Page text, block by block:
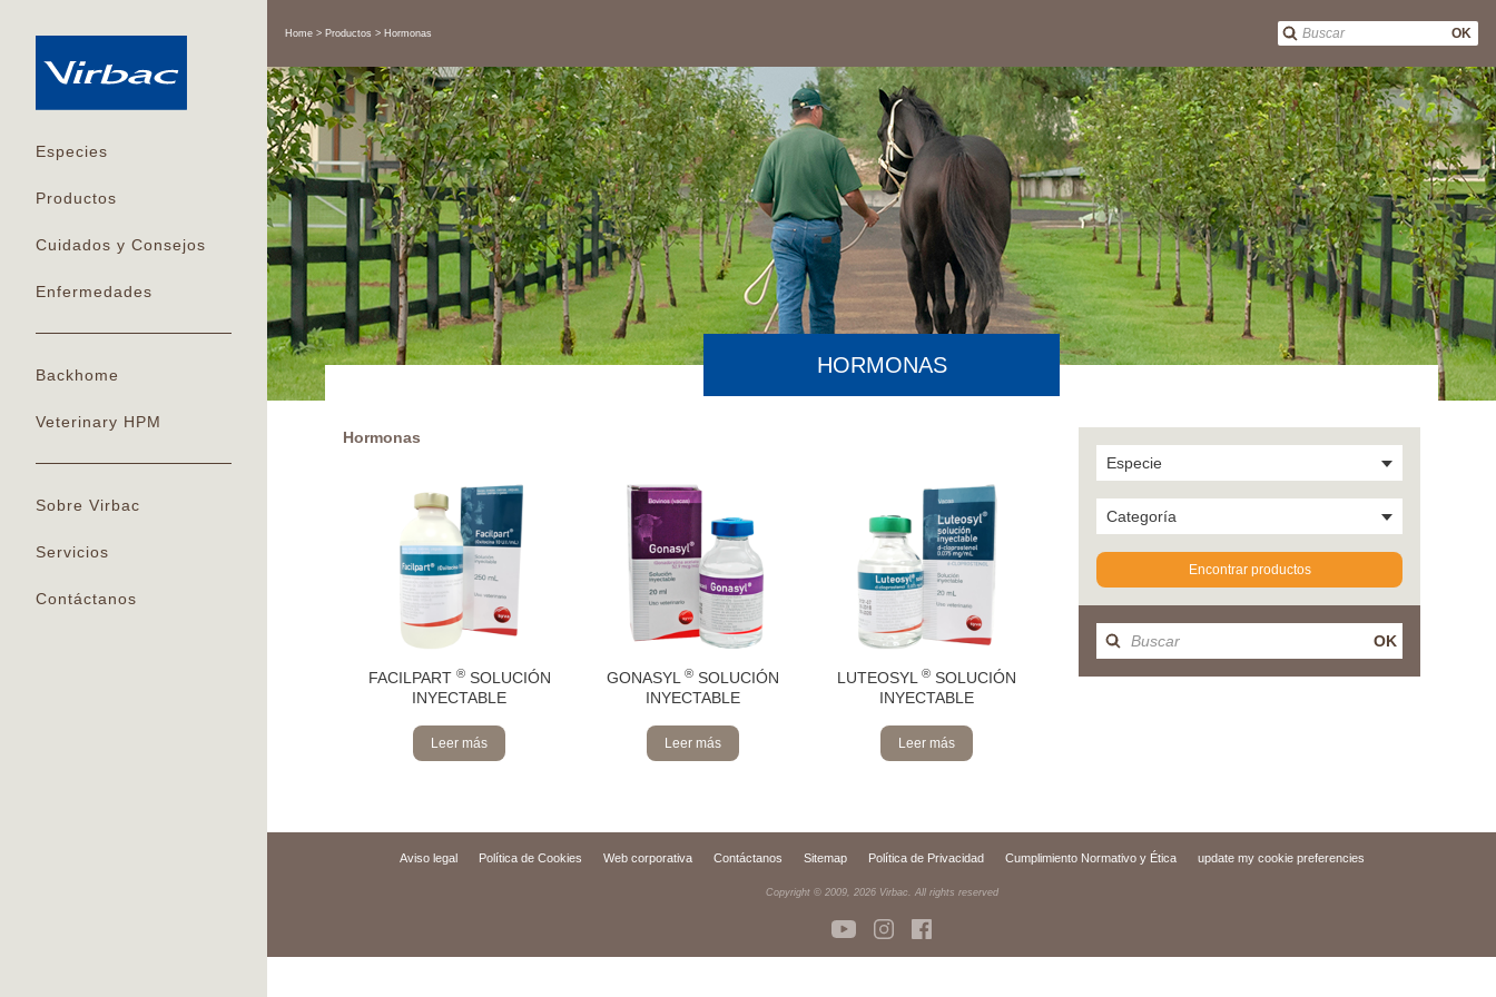
Especies
Productos
Cuidados y Consejos
Enfermedades
Backhome
Veterinary HPM
Sobre Virbac
Servicios
Contáctanos
OK
Home Productos Hormonas
HORMONAS
Hormonas
FACILPART ®SOLUCIÓN
INYECTABLE
Leer más
GONASYL® SOLUCIÓN
INYECTABLE
Leer más
LUTEOSYL ®SOLUCIÓN
INYECTABLE
Leer más
Especie
Categoría
Encontrar productos
OK
Aviso legal Política de Cookies Web corporativa Contáctanos Sitemap Política de Privacidad Cumplimiento Normativo y Ética update my cookie preferencies
Copyright © 2009, 2026Virbac. All rights reserved